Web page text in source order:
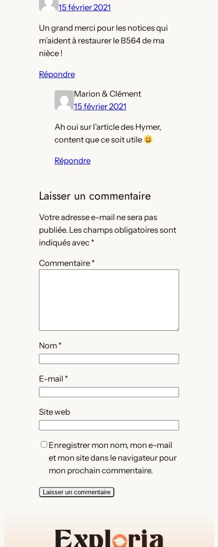
15 février 2021
Un grand merci pour les notices qui
m’aident à restaurer le B564 de ma
nièce !
Répondre
Marion & Clément
15 février 2021
Ah oui sur l’article des Hymer,
content que ce soit utile
Répondre
Laisser un commentaire
Votre adresse e-mail ne sera pas
publiée. Les champs obligatoires sont
indiqués avec *
Commentaire *
Nom *
E-mail *
Site web
Enregistrer mon nom, mon e-mail
et mon site dans le navigateur pour
mon prochain commentaire.